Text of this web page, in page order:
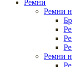
Ремни
Ремни
Ремни